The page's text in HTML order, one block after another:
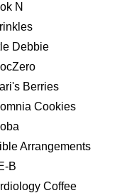
N
Debbie
Berries
Cookies
Arrangements
B
Coffee